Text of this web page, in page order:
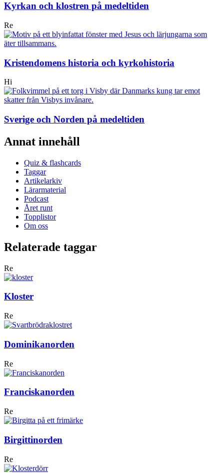
Kyrkan och klostren på medeltiden
Re
Kristendomens historia och kyrkohistoria
Hi
Sverige och Norden på medeltiden
Annat innehåll
Quiz & flashcards
Taggar
Artikelarkiv
Lärarmaterial
Podcast
Året runt
Topplistor
Om oss
Relaterade taggar
Re
Kloster
Re
Dominikanorden
Re
Franciskanorden
Re
Birgittinorden
Re